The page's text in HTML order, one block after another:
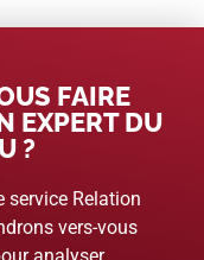
FAIRE
EXPERT DU
?
service Relation
vers-vous